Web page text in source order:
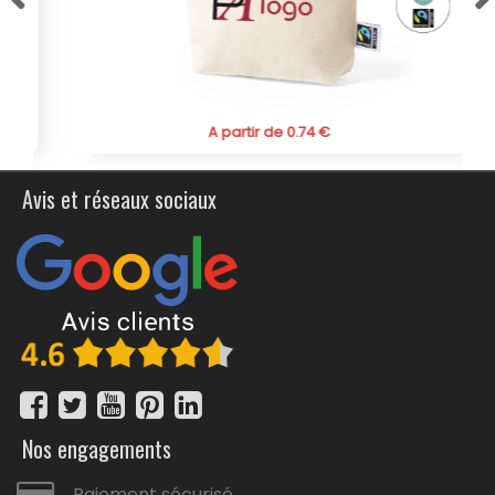
A partir de 0.74 €
Avis et réseaux sociaux
Nos engagements